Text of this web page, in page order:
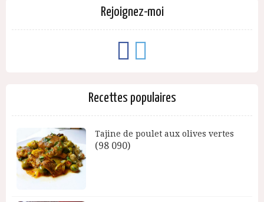
Rejoignez-moi
Recettes populaires
Tajine de poulet aux olives vertes
(98 090)